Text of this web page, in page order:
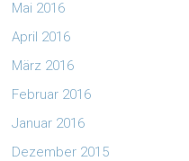
Mai 2016
April 2016
März 2016
Februar 2016
Januar 2016
Dezember 2015